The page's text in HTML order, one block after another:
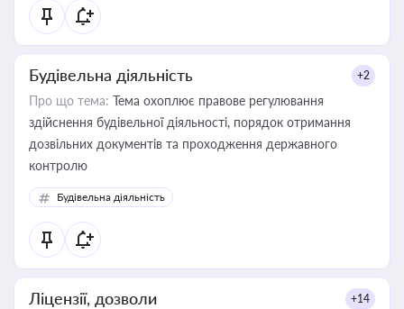
статусу суб'єктів оціночної діяльності
Будівельна діяльність +2
Про що тема: Тема охоплює правове регулювання
здійснення будівельної діяльності, порядок отримання
дозвільних документів та проходження державного
контролю
Будівельна діяльність
Ліцензії, дозволи +14